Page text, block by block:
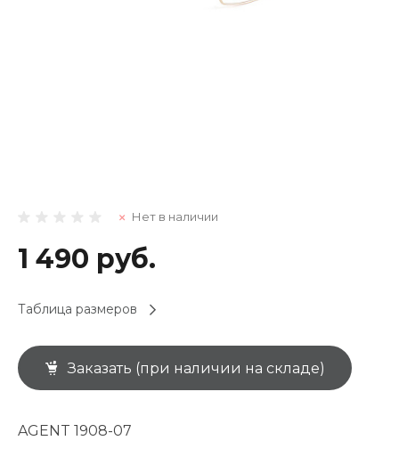
Нет в наличии
1 490 руб.
Таблица размеров
Заказать (при наличии на складе)
AGENT 1908-07